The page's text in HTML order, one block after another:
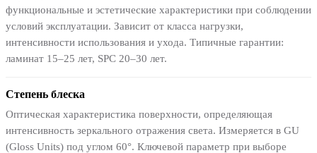
функциональные и эстетические характеристики при соблюдении
условий эксплуатации. Зависит от класса нагрузки,
интенсивности использования и ухода. Типичные гарантии:
ламинат 15–25 лет, SPC 20–30 лет.
Степень блеска
Оптическая характеристика поверхности, определяющая
интенсивность зеркального отражения света. Измеряется в GU
(Gloss Units) под углом 60°. Ключевой параметр при выборе